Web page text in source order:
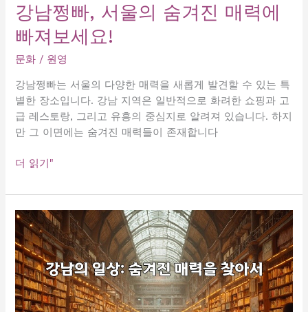
강남쩡빠, 서울의 숨겨진 매력에
빠져보세요!
문화 / 원영
강남쩡빠는 서울의 다양한 매력을 새롭게 발견할 수 있는 특
별한 장소입니다. 강남 지역은 일반적으로 화려한 쇼핑과 고
급 레스토랑, 그리고 유흥의 중심지로 알려져 있습니다. 하지
만 그 이면에는 숨겨진 매력들이 존재합니다
강
쩡
빠,
서
울
의
숨
겨
진
더 읽기"